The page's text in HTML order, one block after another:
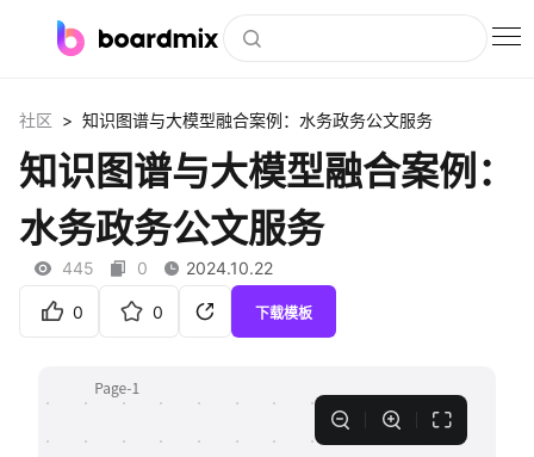
社区资源
会员
企业服务
客户案例
社区 > 知识图谱与大模型融合案例：水务政务公文服务
知识图谱与大模型融合案例：
水务政务公文服务
445 0 2024.10.22
0 0 下载模板